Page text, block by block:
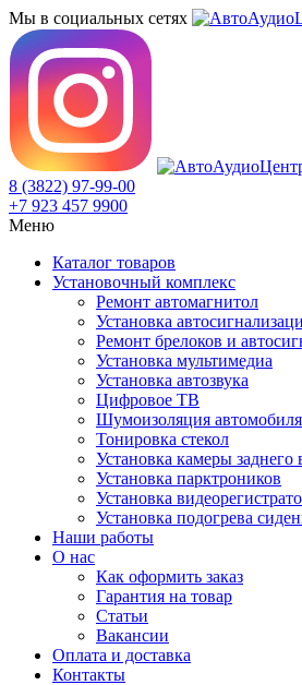
Мы в социальных сетях
8 (3822) 97-99-00
+7 923 457 9900
Меню
Каталог товаров
Установочный комплекс
Ремонт автомагнитол
Установка
Ремонт брелоков и
Установка мультимедиа
Установка автозвука
Цифровое ТВ
Шумоизоляция автомобиля
Тонировка стекол
Установка камеры заднего
Установка парктроников
Установка
Установка подогрева
Наши работы
О нас
Как оформить заказ
Гарантия на товар
Статьи
Вакансии
Оплата и доставка
Контакты